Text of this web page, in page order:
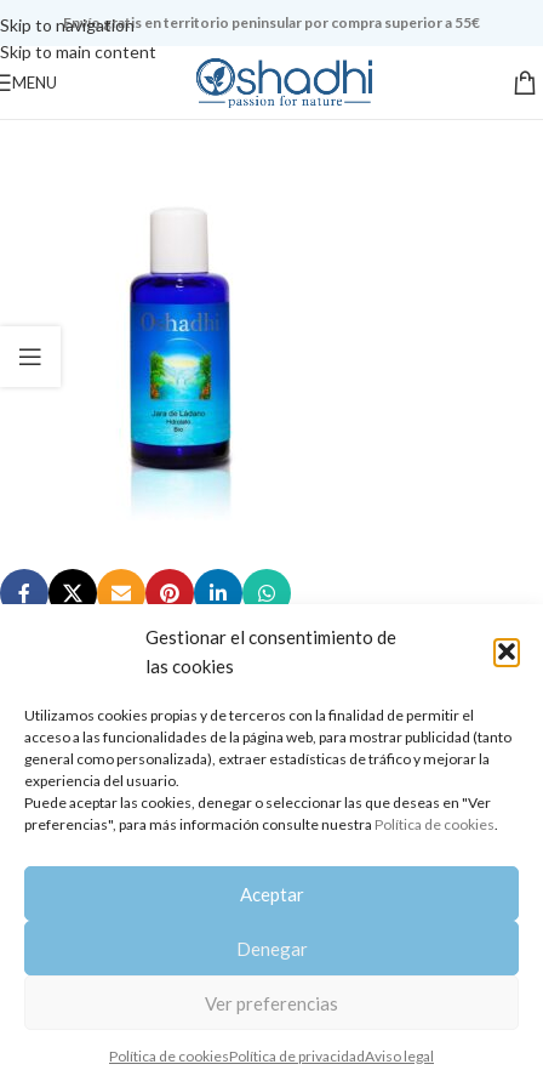
Gestionar el consentimiento de
las cookies
Utilizamos cookies propias y de terceros con la finalidad de permitir el
acceso a las funcionalidades de la página web, para mostrar publicidad (tanto
general como personalizada), extraer estadísticas de tráfico y mejorar la
experiencia del usuario.
Puede aceptar las cookies, denegar o seleccionar las que deseas en "Ver
preferencias", para más información consulte nuestra Política de cookies.
Aceptar
Denegar
Ver preferencias
Política de cookiesPolítica de privacidadAviso legal
Skip to navigation
Skip to main content
Envío gratis en territorio peninsular por compra superior a 55€
MENU
Copyright 2014-2025 Oshadhi España
Todos los derechos reservados.
Política de privacidad | Aviso legal | Política de cookies